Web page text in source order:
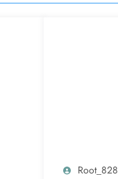
Root_828